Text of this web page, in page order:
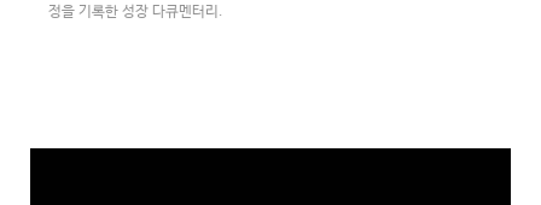
정을 기록한 성장 다큐멘터리.